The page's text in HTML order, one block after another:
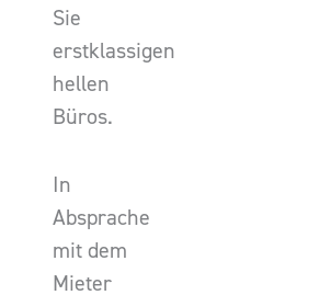
Sie
erstklassigen
hellen
Büros.
In
Absprache
mit dem
Mieter